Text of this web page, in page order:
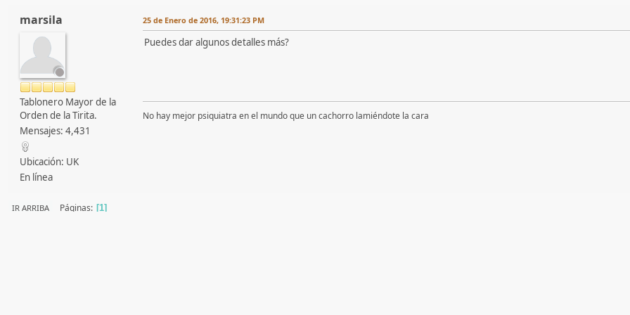
marsila
Tablonero Mayor de la
Orden de la Tirita.
Mensajes: 4,431
Ubicación: UK
En línea
25 de Enero de 2016, 19:31:23 PM
Puedes dar algunos detalles más?
No hay mejor psiquiatra en el mundo que un cachorro lamiéndote la cara
IR ARRIBA Páginas 1